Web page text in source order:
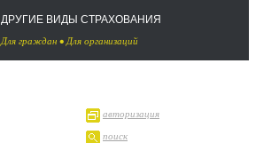
ДРУГИЕ ВИДЫ СТРАХОВАНИЯ
Для граждан •Для организаций
авторизация
поиск